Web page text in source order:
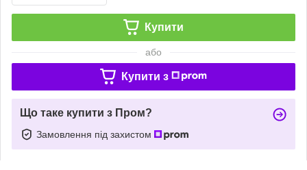
Купити
або
Купити з
Що таке купити з Пром?
Замовлення під захистом